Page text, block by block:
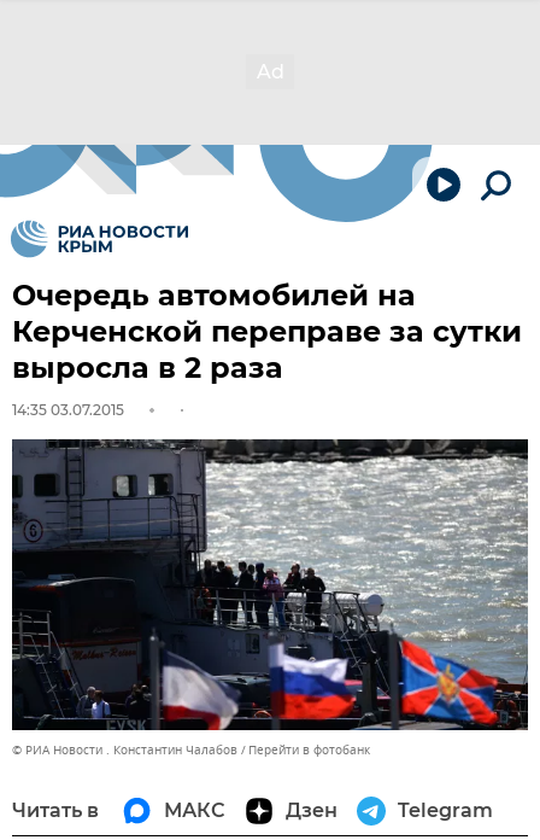
Очередь автомобилей на
Керченской переправе за сутки
выросла в 2 раза
14:35 03.07.2015
© РИА Новости . Константин Чалабов Перейти в фотобанк
Читать в МАКС Дзен Telegram